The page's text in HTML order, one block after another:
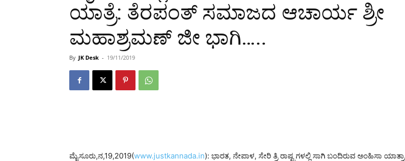
ಯಾತ್ರೆ: ತೆರಪಂತ್ ಸಮಾಜದ ಆಚಾರ್ಯ ಶ್ರೀ
ಮಹಾಶ್ರಮಣ್ ಜೀ ಭಾಗಿ…..
By JK Desk - 19/11/2019
ಮೈಸೂರು,ನ,19,2019(www.justkannada.in): ಭಾರತ, ನೇಪಾಳ, ಸೇರಿ ತ್ರಿ ರಾಷ್ಟ್ರಗಳಲ್ಲಿ ಸಾಗಿ ಬಂದಿರುವ ಅಂಹಿಸಾ ಯಾತ್ರಾ